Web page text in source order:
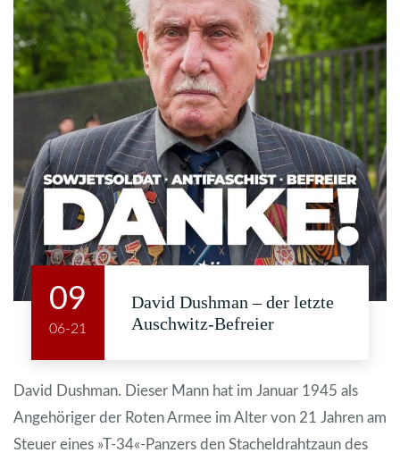
09
06-21
David Dushman – der letzte
Auschwitz-Befreier
David Dushman. Dieser Mann hat im Januar 1945 als
Angehöriger der Roten Armee im Alter von 21 Jahren am
Steuer eines »T-34«-Panzers den Stacheldrahtzaun des